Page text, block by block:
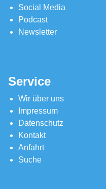
Social Media
Podcast
Newsletter
Service
Wir über uns
Impressum
Datenschutz
Kontakt
Anfahrt
Suche